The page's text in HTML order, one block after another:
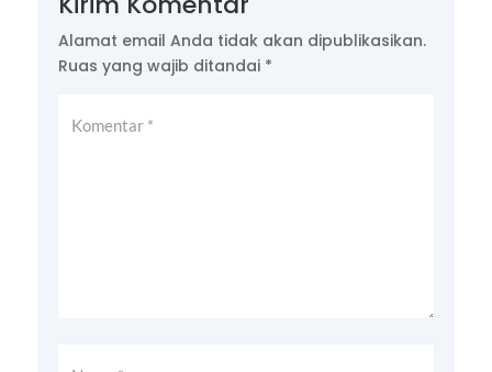
Alamat email Anda tidak akan dipublikasikan.
Ruas yang wajib ditandai *